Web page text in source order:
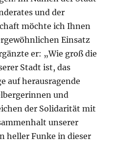
und der
möchte ich Ihnen
Einsatz
er: „Wie groß die
Stadt ist, das
auf herausragende
und
der Solidarität mit
unserer
heller Funke in dieser